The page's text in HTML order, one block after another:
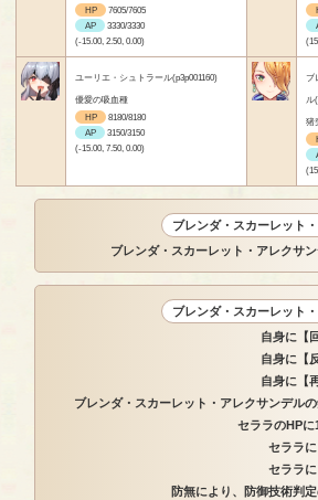
HP
7605/7605
AP
3330/3330
(-15.00, 2.50, 0.00)
ユーリエ・シュトラール(p3p001160)
優愛の吸血種
HP
8180/8180
AP
3150/3150
(-15.00, 7.50, 0.00)
ブ
ル
猪
ブレンダ・スカーレット
ブレンダ・スカーレット・アレクサ
ブレンダ・スカーレット
自身に【
自身に【
自身に【
ブレンダ・スカーレット・アレクサンデルの
セララのHPに
セララ
セララ
防無により、防御技術判